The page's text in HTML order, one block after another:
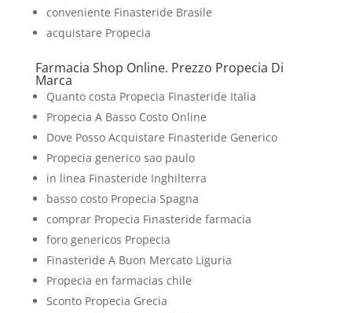
conveniente Finasteride Brasile
acquistare Propecia
Farmacia Shop Online. Prezzo Propecia Di
Marca
Quanto costa Propecia Finasteride Italia
Propecia A Basso Costo Online
Dove Posso Acquistare Finasteride Generico
Propecia generico sao paulo
in linea Finasteride Inghilterra
basso costo Propecia Spagna
comprar Propecia Finasteride farmacia
foro genericos Propecia
Finasteride A Buon Mercato Liguria
Propecia en farmacias chile
Sconto Propecia Grecia